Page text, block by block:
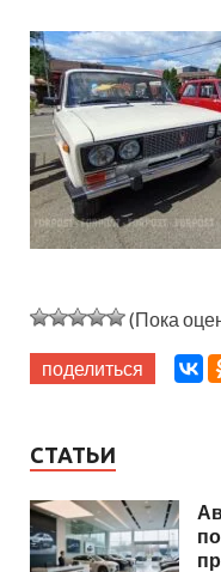
(Пока
поделиться
СТАТЬИ